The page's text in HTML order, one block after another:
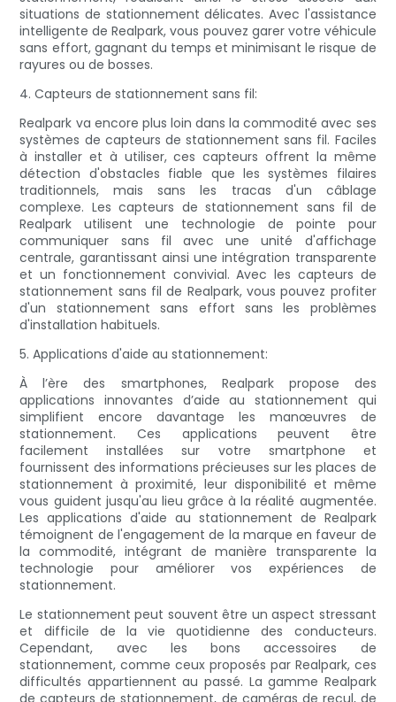
situations de stationnement délicates. Avec l'assistance
intelligente de Realpark, vous pouvez garer votre véhicule
sans effort, gagnant du temps et minimisant le risque de
rayures ou de bosses.
4. Capteurs de stationnement sans fil:
Realpark va encore plus loin dans la commodité avec ses
systèmes de capteurs de stationnement sans fil. Faciles
à installer et à utiliser, ces capteurs offrent la même
détection d'obstacles fiable que les systèmes filaires
traditionnels, mais sans les tracas d'un câblage
complexe. Les capteurs de stationnement sans fil de
Realpark utilisent une technologie de pointe pour
communiquer sans fil avec une unité d'affichage
centrale, garantissant ainsi une intégration transparente
et un fonctionnement convivial. Avec les capteurs de
stationnement sans fil de Realpark, vous pouvez profiter
d'un stationnement sans effort sans les problèmes
d'installation habituels.
5. Applications d'aide au stationnement:
À l’ère des smartphones, Realpark propose des
applications innovantes d’aide au stationnement qui
simplifient encore davantage les manœuvres de
stationnement. Ces applications peuvent être
facilement installées sur votre smartphone et
fournissent des informations précieuses sur les places de
stationnement à proximité, leur disponibilité et même
vous guident jusqu'au lieu grâce à la réalité augmentée.
Les applications d'aide au stationnement de Realpark
témoignent de l'engagement de la marque en faveur de
la commodité, intégrant de manière transparente la
technologie pour améliorer vos expériences de
stationnement.
Le stationnement peut souvent être un aspect stressant
et difficile de la vie quotidienne des conducteurs.
Cependant, avec les bons accessoires de
stationnement, comme ceux proposés par Realpark, ces
difficultés appartiennent au passé. La gamme Realpark